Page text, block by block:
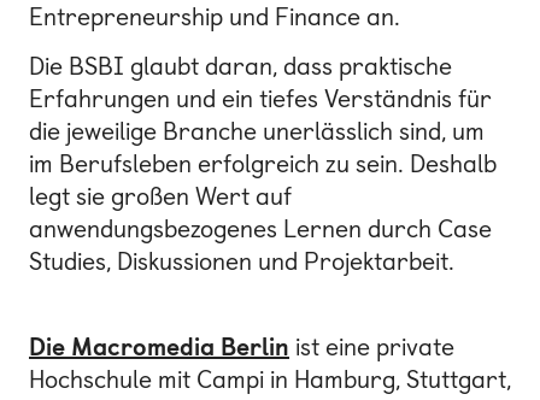
Entrepreneurship und Finance an.
Die BSBI glaubt daran, dass praktische
Erfahrungen und ein tiefes Verständnis für
die jeweilige Branche unerlässlich sind, um
im Berufsleben erfolgreich zu sein. Deshalb
legt sie großen Wert auf
anwendungsbezogenes Lernen durch Case
Studies, Diskussionen und Projektarbeit.
Die Macromedia Berlin ist eine private
Hochschule mit Campi in Hamburg, Stuttgart,